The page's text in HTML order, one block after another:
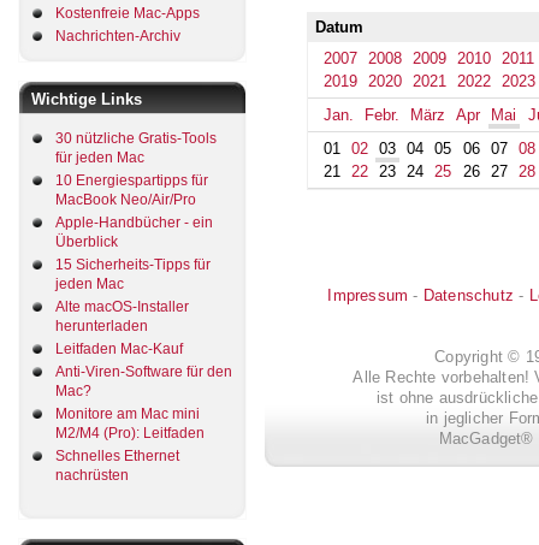
Kostenfreie Mac-Apps
Nachrichten-Archiv
Wichtige Links
30 nützliche Gratis-Tools
für jeden Mac
10 Energiespartipps für
MacBook Neo/Air/Pro
Apple-Handbücher - ein
Überblick
15 Sicherheits-Tipps für
jeden Mac
Alte macOS-Installer
herunterladen
Leitfaden Mac-Kauf
Anti-Viren-Software für den
Mac?
Monitore am Mac mini
M2/M4 (Pro): Leitfaden
Schnelles Ethernet
nachrüsten
Datum
2007
2008 2009 2010
2011
2019
2020 2021 2022
2023
Jan.
Febr. März Apr Mai
01
02 03 04 05 06 07
08
21
22 23 24 25 26 27 28
Impressum - Datenschutz -
Copyright ©
Alle Rechte vorbehalten!
ist ohne
in jeglicher
MacGadget®